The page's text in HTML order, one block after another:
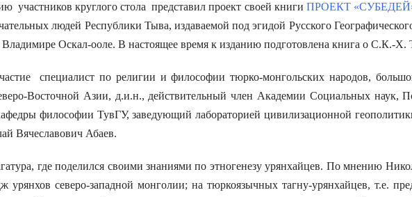
круглого стола представил проект своей книги ПРОЕКТ
людей Республики Тыва, издаваемой под эгидой Русского
Оскал-ооле. В настоящее время к изданию подготовлена книга о С.К.-Х.
специалист по религии и философии тюрко-монгольских народов,
Восточной Азии, д.и.н., действительный член Академии Социальных наук,
философии ТувГУ, заведующий лабораторией цивилизационной
Вячеславович Абаев.
где поделился своими знаниями по этногенезу урянхайцев. По мнению
северо-западной монголии; на тюркоязычных тагну-урянхайцев, т.е.